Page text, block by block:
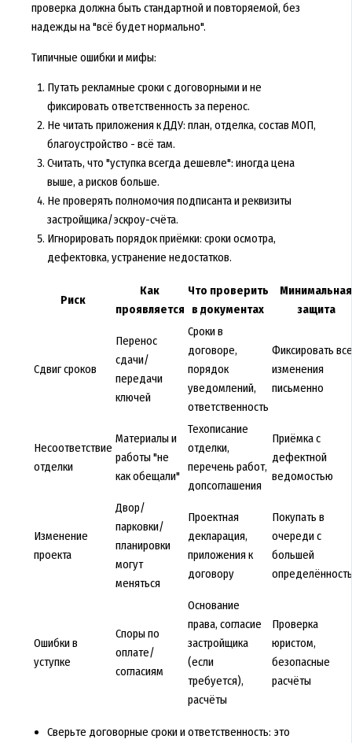
проверка должна быть стандартной и повторяемой, без
надежды на "всё будет нормально".
Типичные ошибки и мифы:
Путать рекламные сроки с договорными и не
фиксировать ответственность за перенос.
Не читать приложения к ДДУ: план, отделка, состав МОП,
благоустройство - всё там.
Считать, что "уступка всегда дешевле": иногда цена
выше, а рисков больше.
Не проверять полномочия подписанта и реквизиты
застройщика/эскроу-счёта.
Игнорировать порядок приёмки: сроки осмотра,
дефектовка, устранение недостатков.
Риск
Как
проявляется
Что проверить
в документах
Минимальная
защита
Сдвиг сроков
Перенос
сдачи/
передачи
ключей
Сроки в
договоре,
порядок
уведомлений,
ответственность
Фиксировать все
изменения
письменно
Несоответствие
отделки
Материалы и
работы "не
как обещали"
Техописание
отделки,
перечень работ,
допсоглашения
Приёмка с
дефектной
ведомостью
Изменение
проекта
Двор/
парковки/
планировки
могут
меняться
Проектная
декларация,
приложения к
договору
Покупать в
очереди с
большей
Ошибки в
уступке
Споры по
оплате/
согласиям
Основание
права, согласие
застройщика
(если
требуется),
расчёты
Проверка
юристом,
безопасные
расчёты
Сверьте договорные сроки и ответственность: это